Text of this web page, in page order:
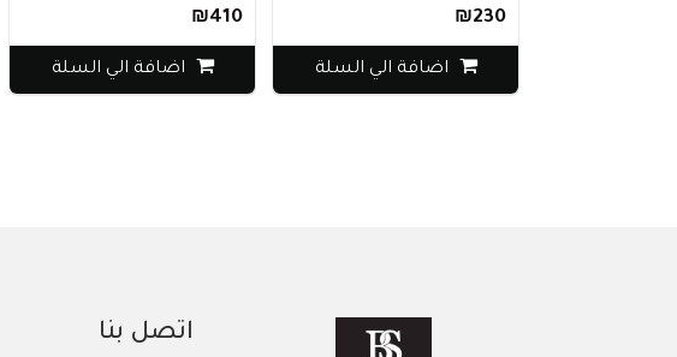
₪230
اضافة الي السلة
₪410
اضافة الي السلة
اتصل بنا